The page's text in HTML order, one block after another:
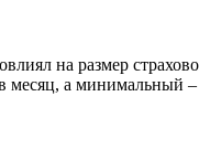
на размер
месяц, а минимальный